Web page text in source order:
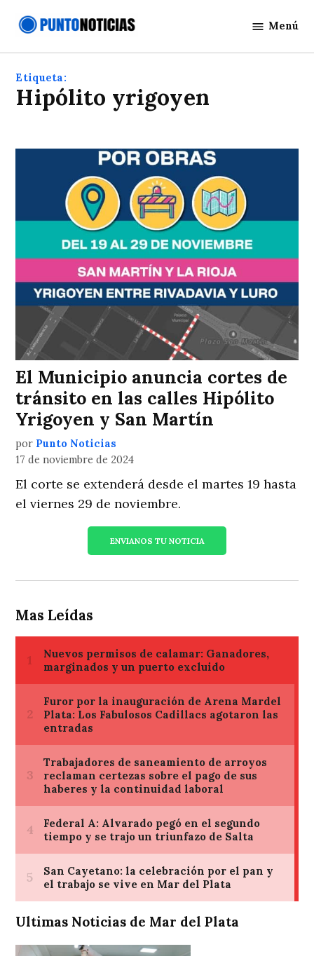
Noticias
Menú
Etiqueta:
hipólito yrigoyen
El Municipio anuncia cortes de
tránsito en las calles Hipólito
Yrigoyen y San Martín
por Punto Noticias
17 de noviembre de 2024
El corte se extenderá desde el martes 19 hasta
el viernes 29 de noviembre.
ENVIANOS TU NOTICIA
Mas Leídas
Ultimas Noticias de Mar del Plata